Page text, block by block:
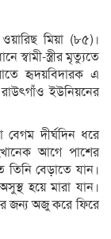
মিয়া (৮৫)।
স্বামী-স্ত্রীর মৃত্যুতে
হৃদয়বিদারক এ
ইউনিয়নের
বেগম দীর্ঘদিন ধরে
আগে পাশের
তিনি বেড়াতে যান।
হয়ে মারা যান।
জন্য অজু করে ফিরে